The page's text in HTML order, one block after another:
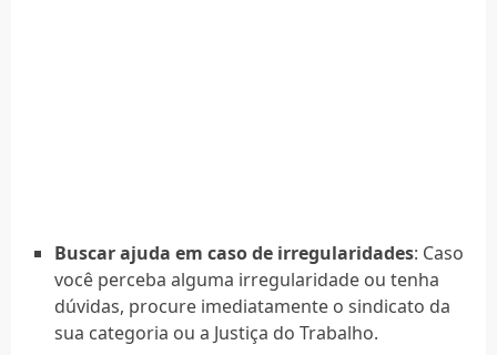
Buscar ajuda em caso de irregularidades: Caso
você perceba alguma irregularidade ou tenha
dúvidas, procure imediatamente o sindicato da
sua categoria ou a Justiça do Trabalho.